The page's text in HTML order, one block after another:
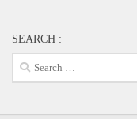
SEARCH :
Search
for: